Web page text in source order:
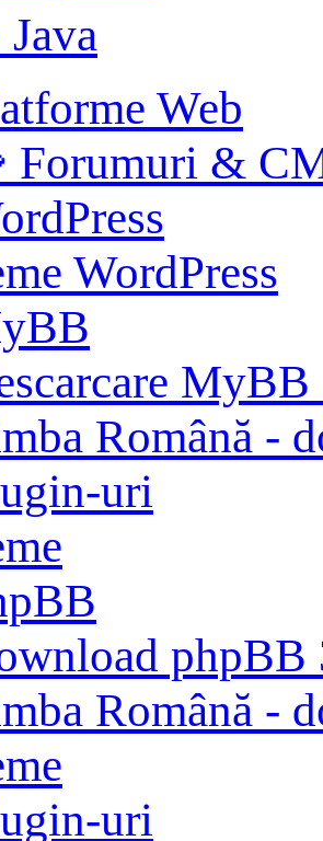
Web
&
WordPress
MyBB
Română -
uri
phpBB
Română -
uri